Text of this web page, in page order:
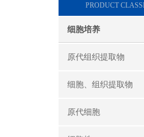
PRODUCT
细胞培养
原代组织提取物
细胞、组织提取物
原代细胞